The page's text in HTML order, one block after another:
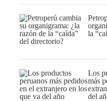
la
Los
más
del